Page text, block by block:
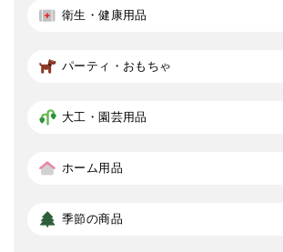
衛生・健康用品
パーティ・おもちゃ
大工・園芸用品
ホーム用品
季節の商品